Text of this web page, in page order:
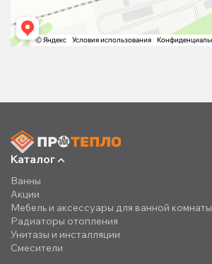
Каталог
Ванны
Акции
Мебель и аксессуары для ванной комнаты
Радиаторы отопления
Унитазы и инсталляции
Смесители